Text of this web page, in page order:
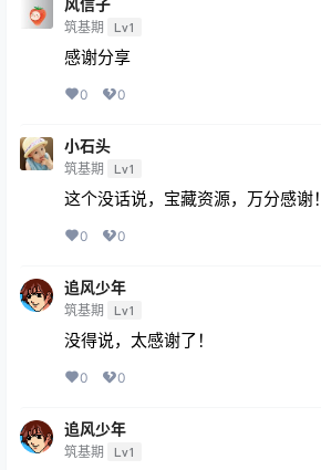
风信子
筑基期 Lv1
感谢分享
0 0
小石头
筑基期 Lv1
这个没话说，宝藏资源，万分感谢！
0 0
追风少年
筑基期 Lv1
没得说，太感谢了！
0 0
追风少年
筑基期 Lv1